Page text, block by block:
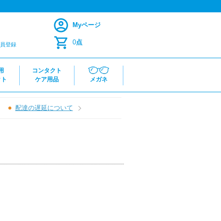
登録
Myページ
0点
コンタクト
ケア用品
メガネ
配達の遅延について